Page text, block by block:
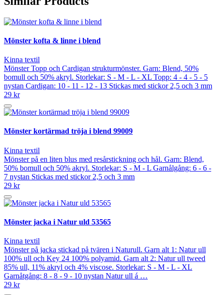
Mönster kofta & linne i blend
Kinna textil
Mönster Topp och Cardigan strukturmönster. Garn: Blend, 50%
bomull och 50% akryl. Storlekar: S - M - L - XL Topp: 4 - 4 - 5 - 5
nystan Cardigan: 10 - 11 - 12 - 13 Stickas med stickor 2,5 och 3 mm
29 kr
Mönster kortärmad tröja i blend 99009
Kinna textil
Mönster på en liten blus med resårstickning och hål. Garn: Blend,
50% bomull och 50% akryl. Storlekar: S - M - L Garnålgång: 6 - 6 -
7 nystan Stickas med stickor 2,5 och 3 mm
29 kr
Mönster jacka i Natur uld 53565
Kinna textil
Mönster på jacka stickad på tvären i Naturull. Garn alt 1: Natur ull
100% ull och Key 24 100% polyamid. Garn alt 2: Natur ull tweed
85% ull, 11% akryl och 4% viscose. Storlekar: S - M - L - XL
Garnåtgång: 8 - 8 - 9 - 10 nystan Natur ull á …
29 kr